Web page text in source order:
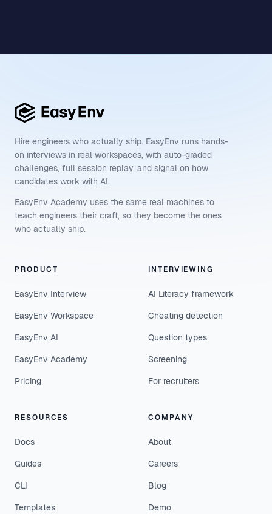
Hire engineers who actually ship. EasyEnv runs hands-
on interviews in real workspaces, with auto-graded
challenges, full session replay, and signal on how
candidates work with AI.
EasyEnv Academy uses the same real machines to
teach engineers their craft, so they become the ones
who actually ship.
PRODUCT
EasyEnv Interview
EasyEnv Workspace
EasyEnv AI
EasyEnv Academy
Pricing
INTERVIEWING
AI Literacy framework
Cheating detection
Question types
Screening
For recruiters
RESOURCES
Docs
Guides
CLI
Templates
COMPANY
About
Careers
Blog
Demo